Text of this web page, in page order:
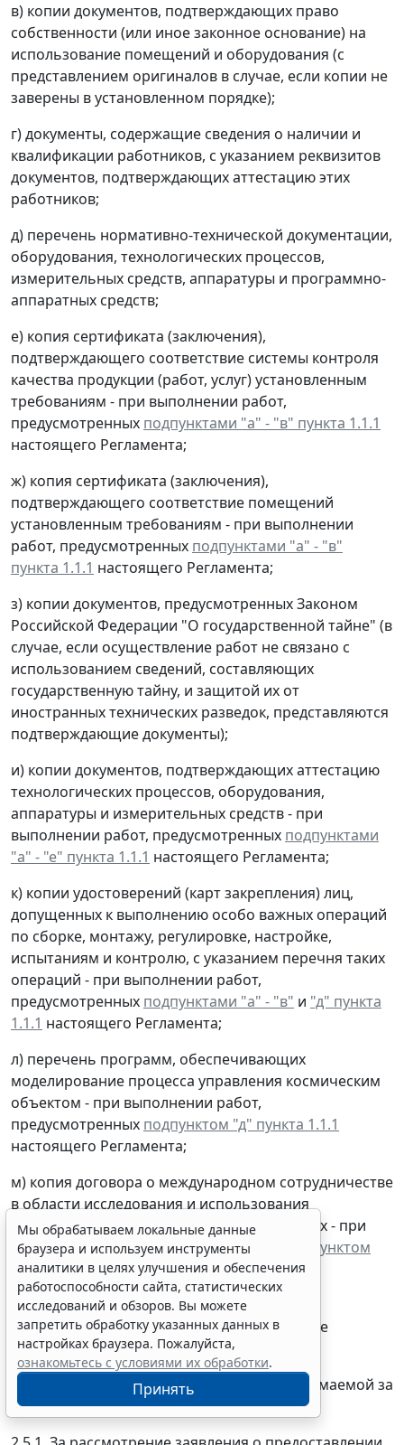
в) копии документов, подтверждающих право
собственности (или иное законное основание) на
использование помещений и оборудования (с
представлением оригиналов в случае, если копии не
заверены в установленном порядке);
г) документы, содержащие сведения о наличии и
квалификации работников, с указанием реквизитов
документов, подтверждающих аттестацию этих
работников;
д) перечень нормативно-технической документации,
оборудования, технологических процессов,
измерительных средств, аппаратуры и программно-
аппаратных средств;
е) копия сертификата (заключения),
подтверждающего соответствие системы контроля
качества продукции (работ, услуг) установленным
требованиям - при выполнении работ,
предусмотренных подпунктами "а" - "в" пункта 1.1.1
настоящего Регламента;
ж) копия сертификата (заключения),
подтверждающего соответствие помещений
установленным требованиям - при выполнении
работ, предусмотренных подпунктами "а" - "в"
пункта 1.1.1 настоящего Регламента;
з) копии документов, предусмотренных Законом
Российской Федерации "О государственной тайне" (в
случае, если осуществление работ не связано с
использованием сведений, составляющих
государственную тайну, и защитой их от
иностранных технических разведок, представляются
подтверждающие документы);
и) копии документов, подтверждающих аттестацию
технологических процессов, оборудования,
аппаратуры и измерительных средств - при
выполнении работ, предусмотренных подпунктами
"а" - "е" пункта 1.1.1 настоящего Регламента;
к) копии удостоверений (карт закрепления) лиц,
допущенных к выполнению особо важных операций
по сборке, монтажу, регулировке, настройке,
испытаниям и контролю, с указанием перечня таких
операций - при выполнении работ,
предусмотренных подпунктами "а" - "в" и "д" пункта
1.1.1 настоящего Регламента;
л) перечень программ, обеспечивающих
моделирование процесса управления космическим
объектом - при выполнении работ,
предусмотренных подпунктом "д" пункта 1.1.1
настоящего Регламента;
м) копия договора о международном сотрудничестве
в области исследования и использования
космического пространства в мирных целях - при
выполнении работ, предусмотренных
подпунктом
"ж" пункта 1.1.1настоящего Регламента;
н) документ, подтверждающий уплату
государственной пошлины за рассмотрение
заявления.
2.5. Размер государственной пошлины, взимаемой за
предоставление государственной услуги.
Мы обрабатываем локальные данные
браузера и используем инструменты
аналитики в целях улучшения и обеспечения
работоспособности сайта, статистических
исследований и обзоров. Вы можете
запретить обработку указанных данных в
настройках браузера. Пожалуйста,
ознакомьтесь с условиями их обработки.
Принять